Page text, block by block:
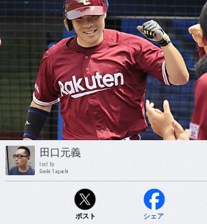
田口元義
text by
Genki Taguchi
ポスト シェア